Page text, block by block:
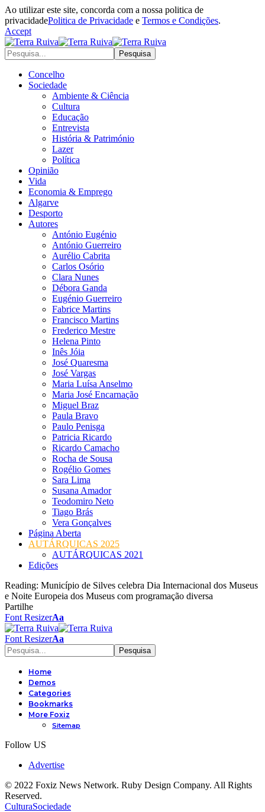
Ao utilizar este site, concorda com a nossa politica de
privacidadePolitica de Privacidade e Termos e Condições.
Accept
Concelho
Sociedade
Ambiente & Ciência
Cultura
Educação
Entrevista
História & Património
Lazer
Política
Opinião
Vida
Economia & Emprego
Algarve
Desporto
Autores
António Eugénio
António Guerreiro
Aurélio Cabrita
Carlos Osório
Clara Nunes
Débora Ganda
Eugénio Guerreiro
Fabrice Martins
Francisco Martins
Frederico Mestre
Helena Pinto
Inês Jóia
José Quaresma
José Vargas
Maria Luísa Anselmo
Maria José Encarnação
Miguel Braz
Paula Bravo
Paulo Penisga
Patricia Ricardo
Ricardo Camacho
Rocha de Sousa
Rogélio Gomes
Sara Lima
Susana Amador
Teodomiro Neto
Tiago Brás
Vera Gonçalves
Página Aberta
AUTÁRQUICAS 2025
AUTÁRQUICAS 2021
Edições
Reading: Município de Silves celebra Dia Internacional dos Museus
e Noite Europeia dos Museus com programação diversa
Partilhe
Font ResizerAa
Font ResizerAa
Home
Demos
Categories
Bookmarks
More Foxiz
Sitemap
Follow US
Advertise
© 2022 Foxiz News Network. Ruby Design Company. All Rights
Reserved.
CulturaSociedade